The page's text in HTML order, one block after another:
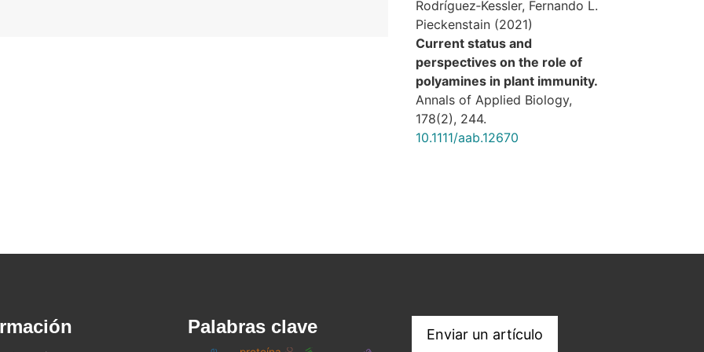
Rodríguez‐Kessler, Fernando L.
Pieckenstain (2021)
Current status and
perspectives on the role of
polyamines in plant immunity.
Annals of Applied Biology,
178(2), 244.
10.1111/aab.12670
Palabras clave Enviar un artículo